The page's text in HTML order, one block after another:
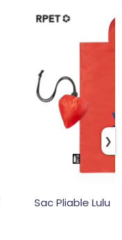
Sac Pliable Lulu
❯